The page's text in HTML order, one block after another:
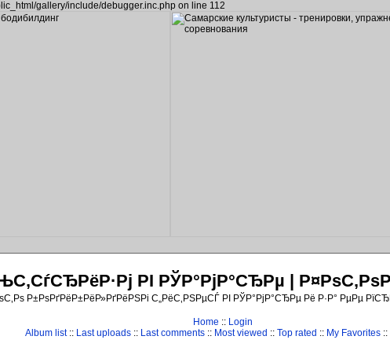
gallery/include/debugger.inc.php on line 112
РІ РЎР°РјР°СЂРµ |
Р±РѕРґРёР±РёР»РґРёРЅРі С„РёС‚РЅРµСЃ РІ РЎР°РјР°СЂРµ Рё Р·Р° РµРµ
Home :: Login
Album list:: Last uploads :: Last comments :: Most viewed :: Top rated :: My Favorites ::